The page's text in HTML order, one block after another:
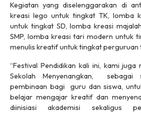
Kegiatan yang diselenggarakan di
kreasi lego untuk tingkat TK, lomba
untuk tingkat SD, lomba kreasi
SMP, lomba kreasi tari modern untuk
menulis kreatif untuk tingkat perguruan
“Festival Pendidikan kali ini, kami
Sekolah Menyenangkan,
pembinaan bagi guru dan siswa,
belajar mengajar kreatif dan
diinisiasi akademisi sekaligus